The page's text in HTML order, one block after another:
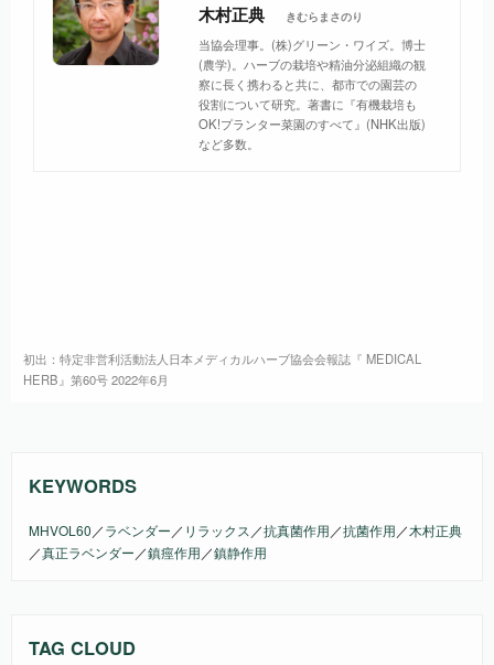
木村正典 きむらまさのり
当協会理事。(株)グリーン・ワイズ。博士
(農学)。ハーブの栽培や精油分泌組織の観
察に長く携わると共に、都市での園芸の
役割について研究。著書に『有機栽培も
OK!プランター菜園のすべて』(NHK出版)
など多数。
初出：特定非営利活動法人日本メディカルハーブ協会会報誌『 MEDICAL
HERB』第60号 2022年6月
KEYWORDS
MHVOL60 ／ラベンダー ／ リラックス ／抗真菌作用 ／抗菌作用 ／木村正典
／真正ラベンダー ／鎮痙作用 ／鎮静作用
TAG CLOUD